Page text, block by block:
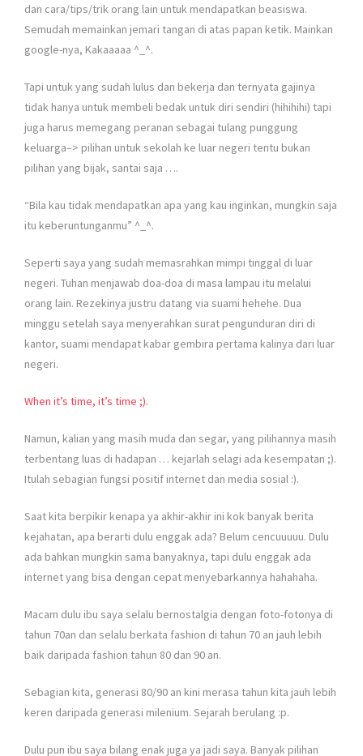
dan cara/tips/trik orang lain untuk mendapatkan beasiswa.
Semudah memainkan jemari tangan di atas papan ketik. Mainkan
google-nya, Kakaaaaa ^_^.
Tapi untuk yang sudah lulus dan bekerja dan ternyata gajinya
tidak hanya untuk membeli bedak untuk diri sendiri (hihihihi) tapi
juga harus memegang peranan sebagai tulang punggung
keluarga–> pilihan untuk sekolah ke luar negeri tentu bukan
pilihan yang bijak, santai saja ….
“Bila kau tidak mendapatkan apa yang kau inginkan, mungkin saja
itu keberuntunganmu” ^_^.
Seperti saya yang sudah memasrahkan mimpi tinggal di luar
negeri. Tuhan menjawab doa-doa di masa lampau itu melalui
orang lain. Rezekinya justru datang via suami hehehe. Dua
minggu setelah saya menyerahkan surat pengunduran diri di
kantor, suami mendapat kabar gembira pertama kalinya dari luar
negeri.
When it’s time, it’s time ;).
Namun, kalian yang masih muda dan segar, yang pilihannya masih
terbentang luas di hadapan … kejarlah selagi ada kesempatan ;).
Itulah sebagian fungsi positif internet dan media sosial :).
Saat kita berpikir kenapa ya akhir-akhir ini kok banyak berita
kejahatan, apa berarti dulu enggak ada? Belum cencuuuuu. Dulu
ada bahkan mungkin sama banyaknya, tapi dulu enggak ada
internet yang bisa dengan cepat menyebarkannya hahahaha.
Macam dulu ibu saya selalu bernostalgia dengan foto-fotonya di
tahun 70an dan selalu berkata fashion di tahun 70 an jauh lebih
baik daripada fashion tahun 80 dan 90 an.
Sebagian kita, generasi 80/90 an kini merasa tahun kita jauh lebih
keren daripada generasi milenium. Sejarah berulang :p.
Dulu pun ibu saya bilang enak juga ya jadi saya. Banyak pilihan